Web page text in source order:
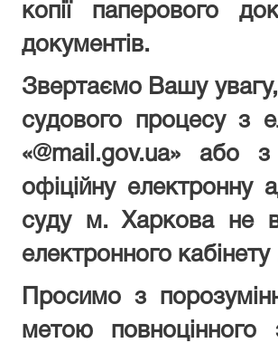
копії паперового
документів.
Звертаємо Вашу
судового процесу з
«@mail .gov.ua» або з
офіційну електронну
суду м.Харкова
не
електронного кабінету
Просимо з
метою повноцінного